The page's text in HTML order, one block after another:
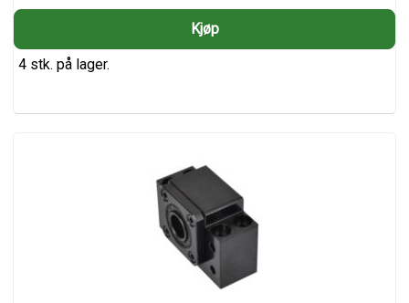
4 stk. på lager.